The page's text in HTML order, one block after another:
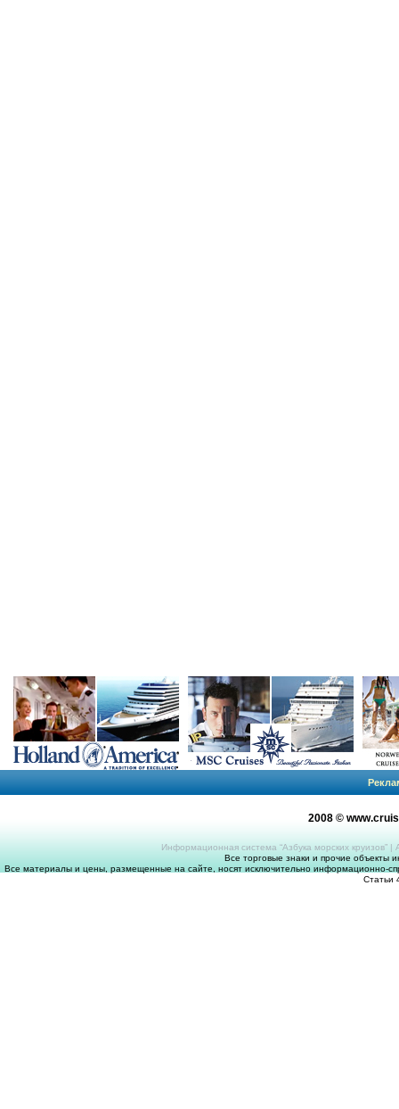
2008 ©
Информационная система “Азбука морских круизов” |
Все торговые знаки и прочие объекты
Все материалы и цены, размещенные на сайте, носят исключительно информационно-
Статьи